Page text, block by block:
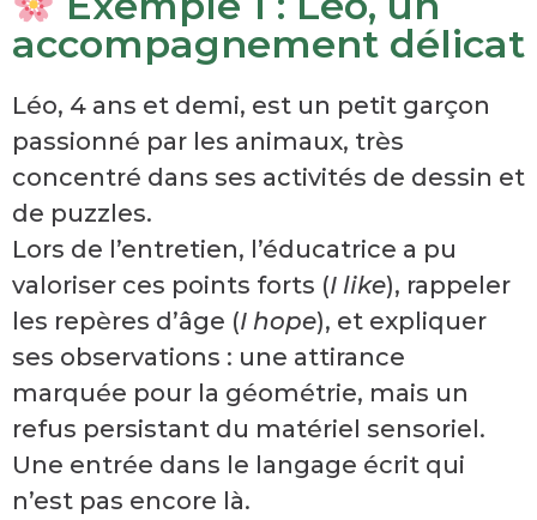
accompagnement délicat
Léo, 4 ans et demi, est un petit garçon
passionné par les animaux, très
concentré dans ses activités de dessin et
de puzzles.
Lors de l’entretien, l’éducatrice a pu
valoriser ces points forts (I like), rappeler
les repères d’âge (I hope), et expliquer
ses observations : une attirance
marquée pour la géométrie, mais un
refus persistant du matériel sensoriel.
Une entrée dans le langage écrit qui
n’est pas encore là.